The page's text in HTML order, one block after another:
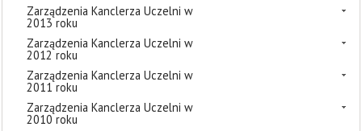
Zarządzenia Kanclerza Uczelni w
2013 roku
Zarządzenia Kanclerza Uczelni w
2012 roku
Zarządzenia Kanclerza Uczelni w
2011 roku
Zarządzenia Kanclerza Uczelni w
2010 roku